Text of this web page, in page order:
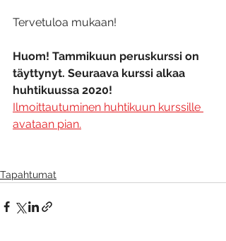
Tervetuloa mukaan!
Huom! Tammikuun peruskurssi on
täyttynyt. Seuraava kurssi alkaa
huhtikuussa 2020!
Ilmoittautuminen huhtikuun kurssille
avataan pian.
Tapahtumat